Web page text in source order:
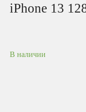
iPhone 13
В наличии